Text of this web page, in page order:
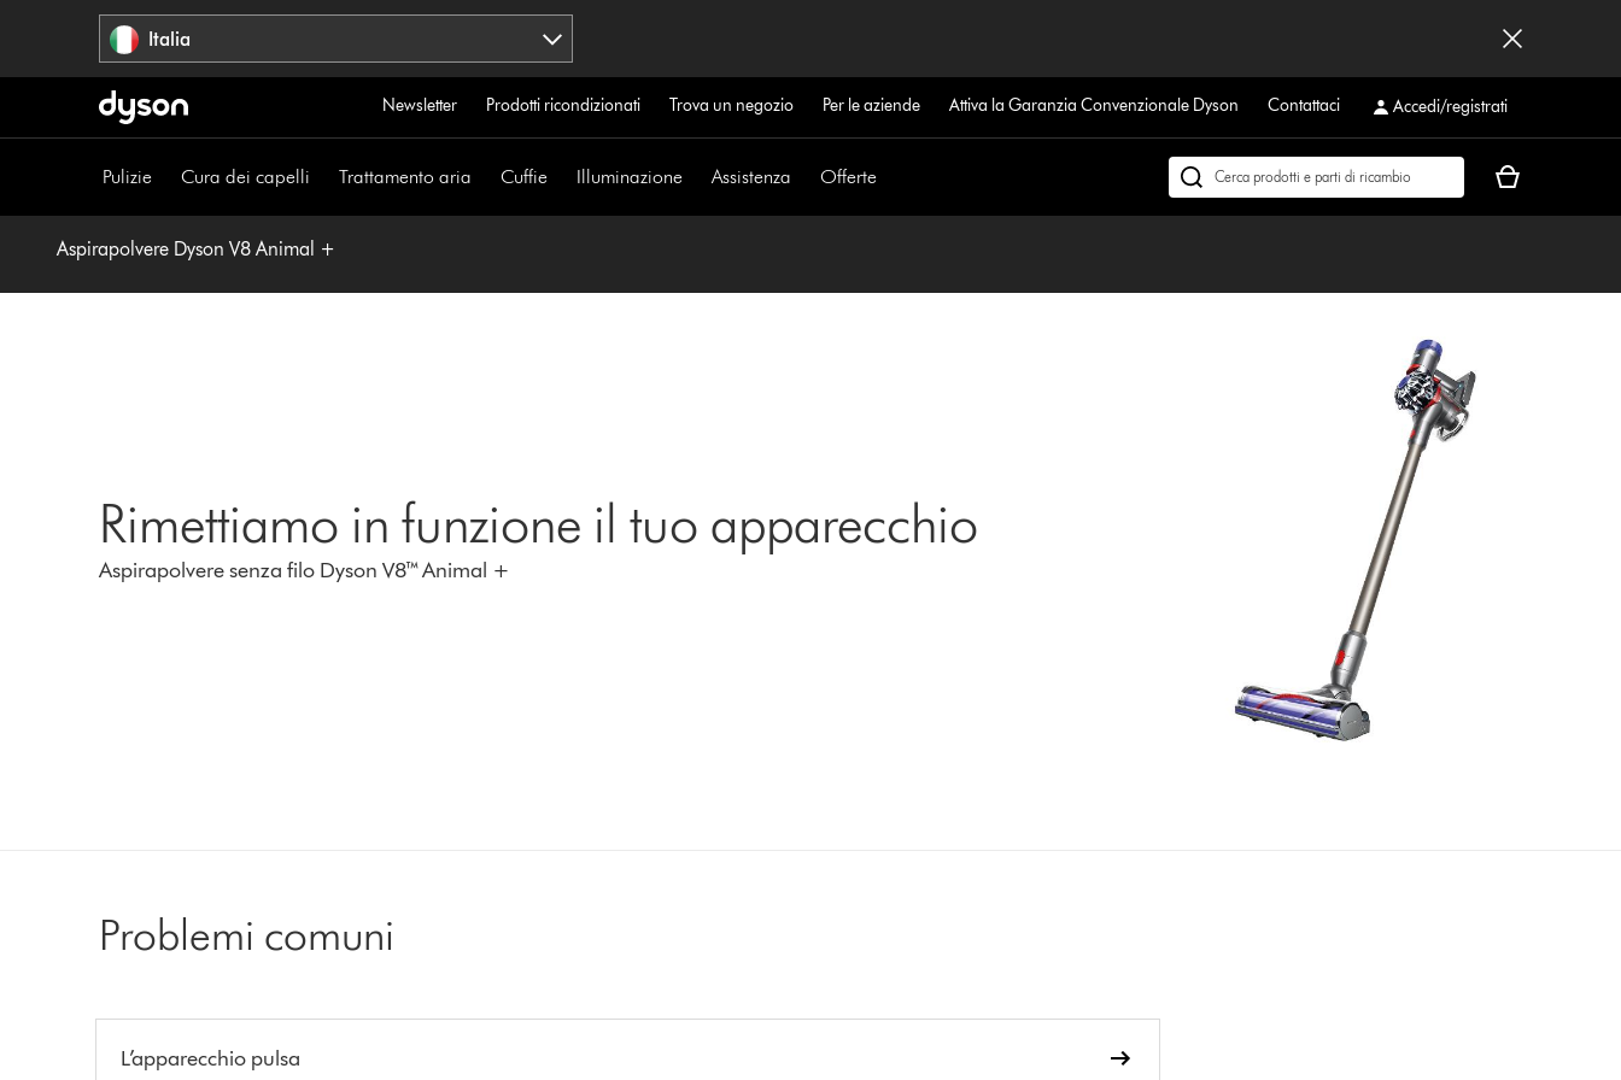
Italia
Newsletter Prodotti ricondizionati Trova un negozio Per le aziende Attiva la Garanzia Convenzionale Dyson Contattaci Accedi/registrati
Pulizie Cura dei capelli Trattamento aria Cuffie Illuminazione Assistenza Offerte
Cerca
Il
Aspirapolvere Dyson V8 Animal +
Rimettiamo in funzione il tuo apparecchio
Aspirapolvere senza filo Dyson V8™ Animal +
Problemi comuni
L’apparecchio pulsa